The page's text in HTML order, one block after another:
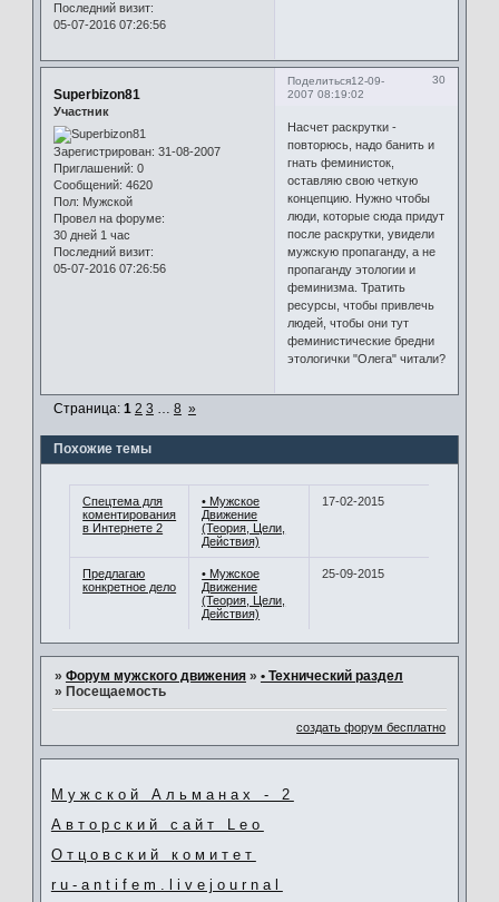
Последний визит:
05-07-2016 07:26:56
Поделиться 30
12-09-
2007 08:19:02
Superbizon81
Участник
Зарегистрирован: 31-08-2007
Приглашений: 0
Сообщений: 4620
Пол: Мужской
Провел на форуме:
30 дней 1 час
Последний визит:
05-07-2016 07:26:56
Насчет раскрутки -
повторюсь, надо банить и
гнать феминисток,
оставляю свою четкую
концепцию. Нужно чтобы
люди, которые сюда придут
после раскрутки, увидели
мужскую пропаганду, а не
пропаганду этологии и
феминизма. Тратить
ресурсы, чтобы привлечь
людей, чтобы они тут
феминистические бредни
этологички "Олега" читали?
Страница: 1 2 3 8 »
Похожие темы
Спецтема для
коментирования
в Интернете 2
• Мужское
Движение
(Теория, Цели,
Действия)
17-02-2015
Предлагаю
конкретное дело
• Мужское
Движение
(Теория, Цели,
Действия)
25-09-2015
» Форум мужского движения » • Технический раздел
» Посещаемость
создать форум бесплатно
Мужской Альманах - 2
Авторский сайт Leo
Отцовский комитет
ru-antifem.livejournal